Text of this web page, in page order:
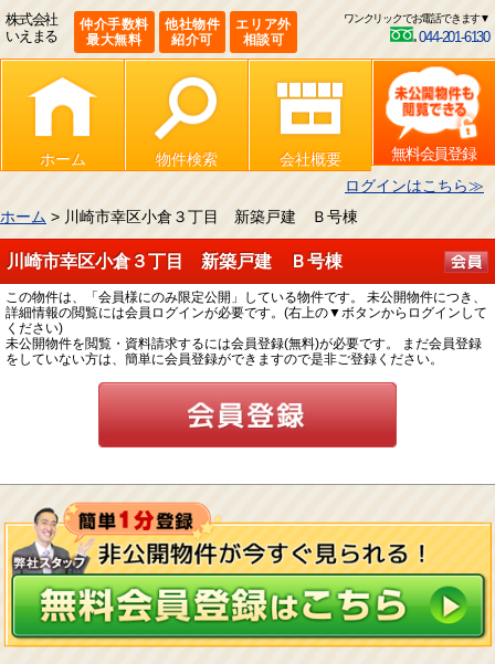
株式会社
いえまる
仲介手数料
最大無料
他社物件
紹介可
エリア外
相談可
ワンクリックでお電話できます▼
044-201-6130
ホーム 物件検索 会社概要
無料会員登録
ログインはこちら≫
ホーム > 川崎市幸区小倉３丁目 新築戸建 Ｂ号棟
川崎市幸区小倉３丁目 新築戸建 Ｂ号棟
この物件は、「会員様にのみ限定公開」している物件です。 未公開物件につき、
詳細情報の閲覧には会員ログインが必要です。(右上の▼ボタンからログインして
ください)
未公開物件を閲覧・資料請求するには会員登録(無料)が必要です。 まだ会員登録
をしていない方は、簡単に会員登録ができますので是非ご登録ください。